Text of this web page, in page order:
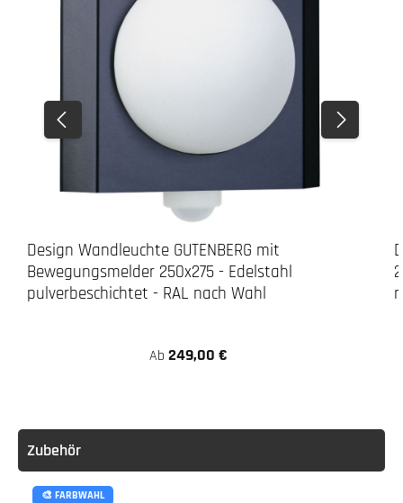
Design Wandleuchte GUTENBERG mit
Bewegungsmelder 250x275 - Edelstahl
pulverbeschichtet - RAL nach Wahl
Ab 249,00 €
Zubehör
🎨 FARBWAHL